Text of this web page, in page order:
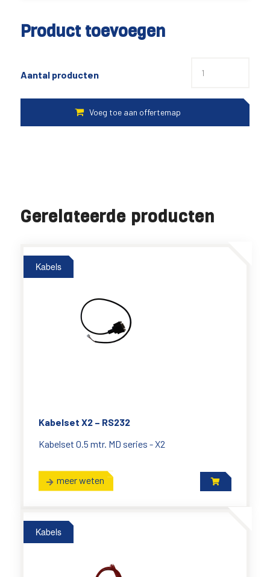
Product toevoegen
Aantal producten
Gerelateerde producten
Kabels
Kabelset X2 – RS232
Kabelset 0.5 mtr. MD series - X2
meer weten
Kabels